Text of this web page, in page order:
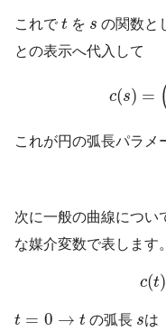
これで t
t を s
s の関数と
との表示へ代入して
c(s) =
これが円の弧長パラメ
次に一般の曲線につい
な媒介変数で表します。
c(t)
c(
t = 0 → t
t= → の弧長 s
sは